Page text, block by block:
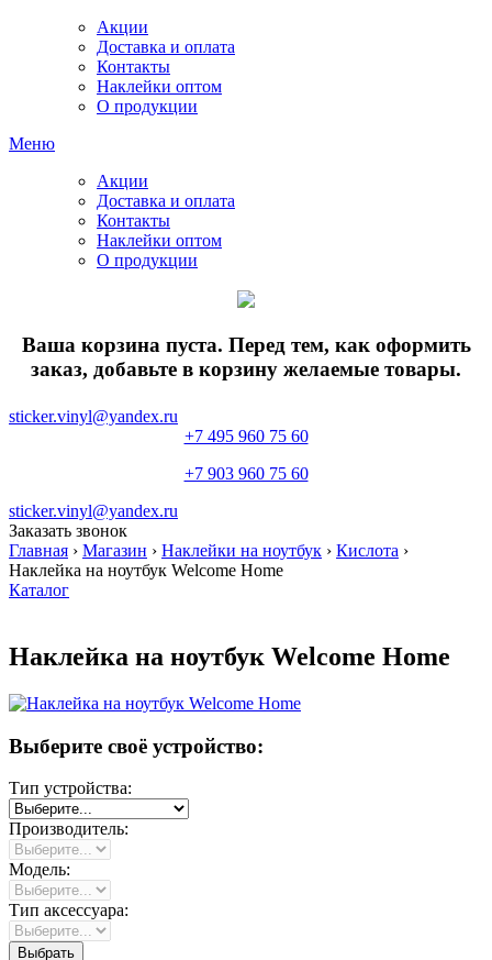
Акции
Доставка и оплата
Контакты
Наклейки оптом
О продукции
Меню
Акции
Доставка и оплата
Контакты
Наклейки оптом
О продукции
Ваша корзина пуста. Перед тем, как оформить
заказ, добавьте в корзину желаемые товары.
sticker.vinyl@yandex.ru
+7 495 960 75 60
+7 903 960 75 60
sticker.vinyl@yandex.ru
Заказать звонок
Главная › Магазин › Наклейки на ноутбук › Кислота ›
Наклейка на ноутбук Welcome Home
Каталог
Наклейка на ноутбук Welcome Home
Выберите своё устройство:
Тип устройства:
Производитель:
Модель:
Тип аксессуара: